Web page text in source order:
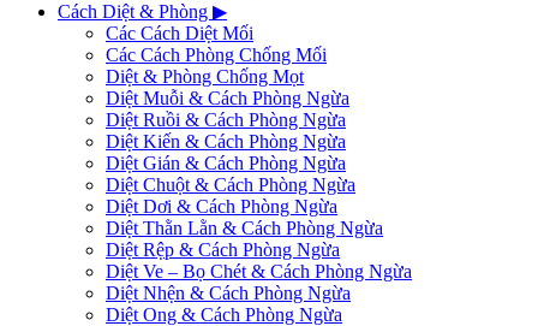
Cách Diệt & Phòng ▶
Các Cách Diệt Mối
Các Cách Phòng Chống Mối
Diệt & Phòng Chống Mọt
Diệt Muỗi & Cách Phòng Ngừa
Diệt Ruồi & Cách Phòng Ngừa
Diệt Kiến & Cách Phòng Ngừa
Diệt Gián & Cách Phòng Ngừa
Diệt Chuột & Cách Phòng Ngừa
Diệt Dơi & Cách Phòng Ngừa
Diệt Thằn Lằn & Cách Phòng Ngừa
Diệt Rệp & Cách Phòng Ngừa
Diệt Ve – Bọ Chét & Cách Phòng Ngừa
Diệt Nhện & Cách Phòng Ngừa
Diệt Ong & Cách Phòng Ngừa